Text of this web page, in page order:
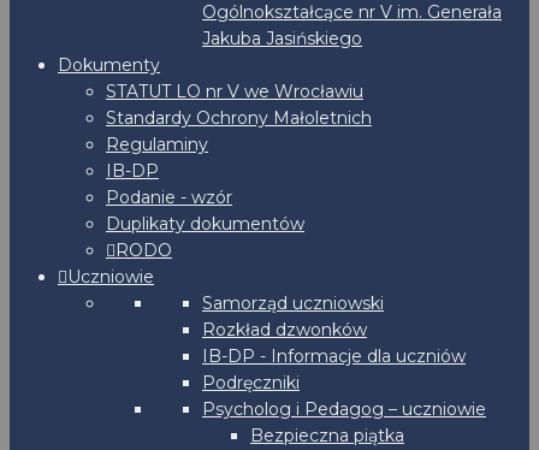
Ogólnokształcące nr V im. Generała
Jakuba Jasińskiego
Dokumenty
STATUT LO nr V we Wrocławiu
Standardy Ochrony Małoletnich
Regulaminy
IB-DP
Podanie - wzór
Duplikaty dokumentów
RODO
Uczniowie
Samorząd uczniowski
Rozkład dzwonków
IB-DP - Informacje dla uczniów
Podręczniki
Psycholog i Pedagog – uczniowie
Bezpieczna piątka